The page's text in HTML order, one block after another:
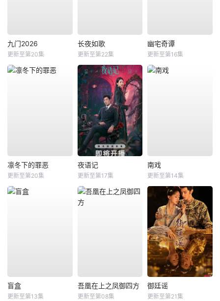
九门2026
更新至第20集
长夜如歌
更新至第22集
幽宅奇谭
更新至第16集
凛冬下的罪恶
更新至第20集
夜语记
更新至第17集
南戏
更新至第14集
盲盒
更新至第13集
吾凰在上之凤御四方
更新至第08集
御廷谣
更新至第21集